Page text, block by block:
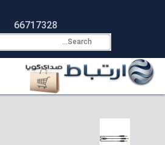
66717328